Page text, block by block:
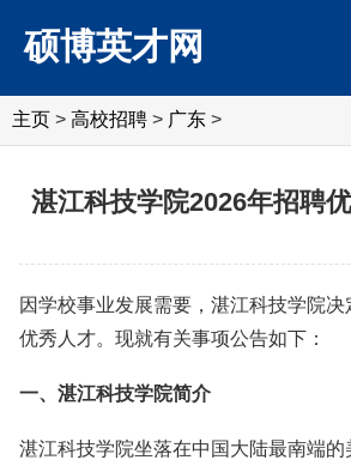
硕博英才网
主页 > 高校招聘 > 广东 >
湛江科技学院2026年招聘
因学校事业发展需要，湛江科技学院
优秀人才。现就有关事项公告如下：
一、湛江科技学院简介
湛江科技学院坐落在中国大陆最南端